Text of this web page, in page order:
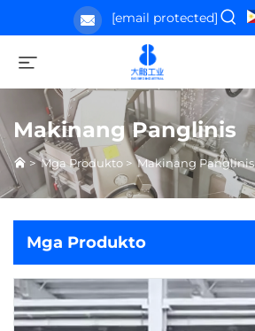
[email protected]
Makinang Panglinis
>Mga Produkto >Makinang Panglinis
Mga Produkto